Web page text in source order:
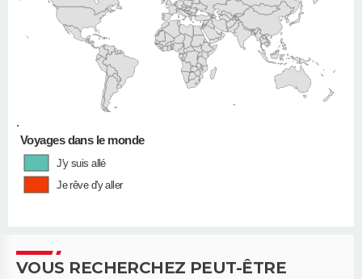
•
Voyages dans le monde
J'y suis allé
Je rêve d'y aller
VOUS RECHERCHEZ PEUT-ÊTRE